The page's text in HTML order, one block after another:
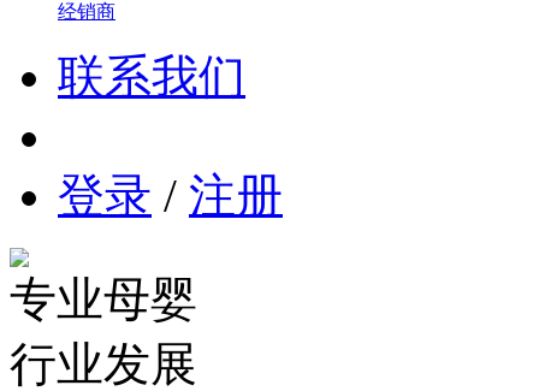
经销商
联系我们
登录 / 注册
专业母婴
行业发展